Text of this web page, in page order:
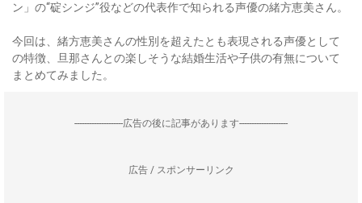
ン」の“碇シンジ”役などの代表作で知られる声優の緒方恵美さん。
今回は、緒方恵美さんの性別を超えたとも表現される声優として
の特徴、旦那さんとの楽しそうな結婚生活や子供の有無について
まとめてみました。
--------------------広告の後に記事があります--------------------
広告 / スポンサーリンク